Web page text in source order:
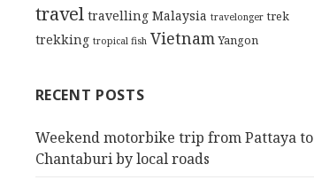
travel travelling Malaysia travelonger trek
trekking tropical fish Vietnam Yangon
RECENT POSTS
Weekend motorbike trip from Pattaya to
Chantaburi by local roads